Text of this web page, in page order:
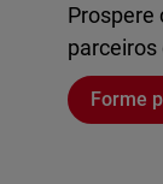
Prospere
parceiros
Forme